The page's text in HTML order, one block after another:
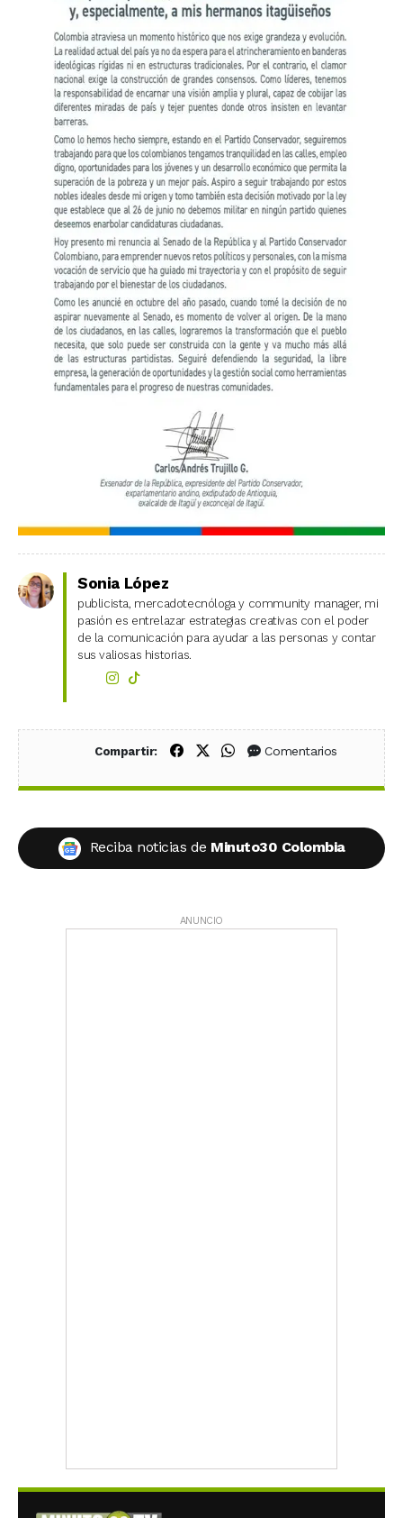
Sonia López
publicista, mercadotecnóloga y community manager, mi
pasión es entrelazar estrategias creativas con el poder
de la comunicación para ayudar a las personas y contar
sus valiosas historias.
Compartir: Compartir en Facebook
Compartir en X (Twitter)
Compartir en WhatsApp
Comentarios
Reciba noticias de Minuto30 Colombia
ANUNCIO